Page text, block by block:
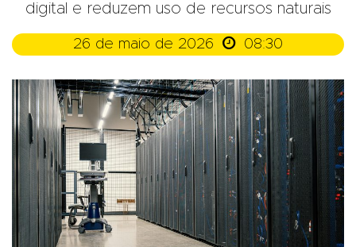
digital e reduzem uso de recursos naturais
26 de maio de 2026  08:30